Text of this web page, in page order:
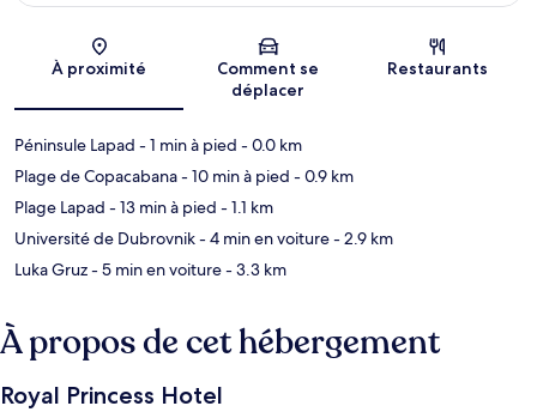
Carte
À proximité
Comment se
déplacer
Restaurants
Péninsule Lapad - 1 min à pied - 0.0 km
Plage de Copacabana- 10 min à pied - 0.9 km
Plage Lapad - 13 min à pied - 1.1 km
Université de Dubrovnik- 4 min en voiture- 2.9 km
Luka Gruz- 5 min en voiture- 3.3 km
À propos de cet hébergement
Royal Princess Hotel